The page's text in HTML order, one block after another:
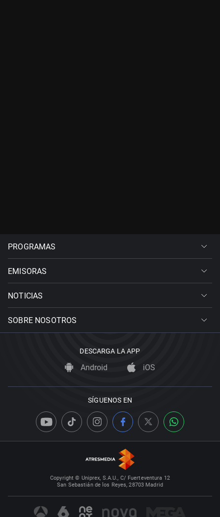
PROGRAMAS
EMISORAS
NOTICIAS
SOBRE NOSOTROS
DESCARGA LA APP
Android iOS
SÍGUENOS EN
Copyright © Uniprex, S.A.U., C/ Fuerteventura 12
San Sebastián de los Reyes, 28703 Madrid